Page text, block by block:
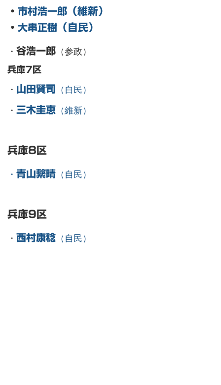
・ 市村浩一郎 （維新）
・ 大串正樹 （自民）
・ 谷浩一郎 （参政）
兵庫7区
・ 山田賢司
（自民）
・ 三木圭恵 （維新）
兵庫8区
・ 青山繫晴 （自民）
兵庫9区
・ 西村康稔 （自民）